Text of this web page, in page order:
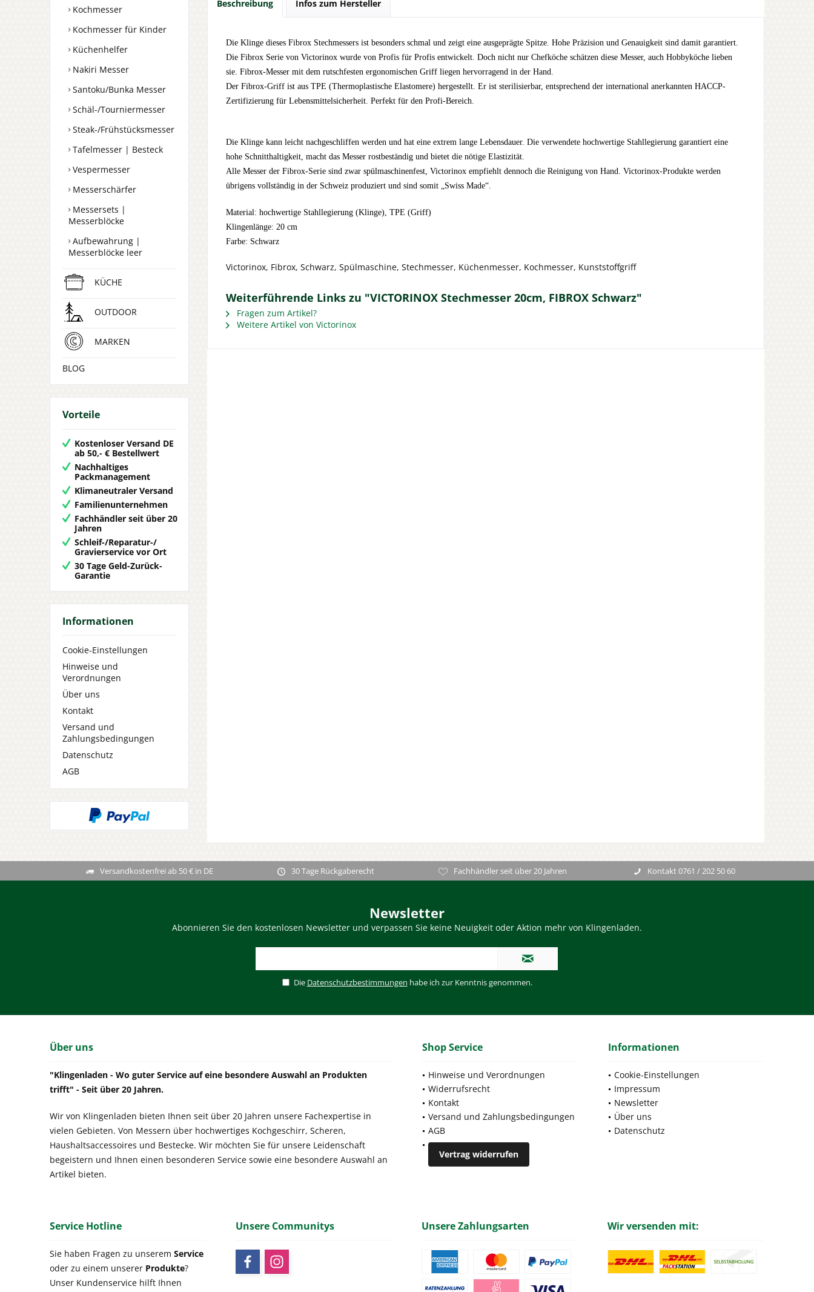
Kochmesser
Kochmesser für Kinder
Küchenhelfer
Nakiri Messer
Santoku/Bunka Messer
Schäl-/Tourniermesser
Steak-/Frühstücksmesser
Tafelmesser | Besteck
Vespermesser
Messerschärfer
Messersets |
Messerblöcke
Aufbewahrung |
Messerblöcke leer
KÜCHE
OUTDOOR
MARKEN
BLOG
Vorteile
Kostenloser Versand DE
ab 50,- € Bestellwert
Nachhaltiges
Packmanagement
Klimaneutraler Versand
Familienunternehmen
Fachhändler seit über 20
Jahren
Schleif-/Reparatur-/
Gravierservice vor Ort
30 Tage Geld-Zurück-
Garantie
Informationen
Cookie-Einstellungen
Hinweise und
Verordnungen
Über uns
Kontakt
Versand und
Zahlungsbedingungen
Datenschutz
AGB
Beschreibung Infos zum Hersteller
Die Klinge dieses Fibrox Stechmessers ist besonders schmal und zeigt eine ausgeprägte Spitze. Hohe Präzision und Genauigkeit sind damit garantiert.
Die Fibrox Serie von Victorinox wurde von Profis für Profis entwickelt. Doch nicht nur Chefköche schätzen diese Messer, auch Hobbyköche lieben
sie. Fibrox-Messer mit dem rutschfesten ergonomischen Griff liegen hervorragend in der Hand.
Der Fibrox-Griff ist aus TPE (Thermoplastische Elastomere) hergestellt. Er ist sterilisierbar, entsprechend der international anerkannten HACCP-
Zertifizierung für Lebensmittelsicherheit. Perfekt für den Profi-Bereich.
Die Klinge kann leicht nachgeschliffen werden und hat eine extrem lange Lebensdauer. Die verwendete hochwertige Stahllegierung garantiert eine
hohe Schnitthaltigkeit, macht das Messer rostbeständig und bietet die nötige Elastizität.
Alle Messer der Fibrox-Serie sind zwar spülmaschinenfest, Victorinox empfiehlt dennoch die Reinigung von Hand. Victorinox-Produkte werden
übrigens vollständig in der Schweiz produziert und sind somit „Swiss Made“.
Material: hochwertige Stahllegierung (Klinge), TPE (Griff)
Klingenlänge: 20 cm
Farbe: Schwarz
Victorinox, Fibrox, Schwarz, Spülmaschine, Stechmesser, Küchenmesser, Kochmesser, Kunststoffgriff
Weiterführende Links zu "VICTORINOX Stechmesser 20cm, FIBROX Schwarz"
Fragen zum Artikel?
Weitere Artikel von Victorinox
Versandkostenfrei ab 50 € in DE 30 Tage Rückgaberecht Fachhändler seit über 20 Jahren Kontakt 0761 / 202 50 60
Newsletter
Abonnieren Sie den kostenlosen Newsletter und verpassen Sie keine Neuigkeit oder Aktion mehr von Klingenladen.
Die Datenschutzbestimmungen habe ich zur Kenntnis genommen.
Über uns
"Klingenladen - Wo guter Service auf eine besondere Auswahl an Produkten
trifft" - Seit über 20 Jahren.
Wir von Klingenladen bieten Ihnen seit über 20 Jahren unsere Fachexpertise in
vielen Gebieten. Von Messern über hochwertiges Kochgeschirr, Scheren,
Haushaltsaccessoires und Bestecke. Wir möchten Sie für unsere Leidenschaft
begeistern und Ihnen einen besonderen Service sowie eine besondere Auswahl an
Artikel bieten.
Shop Service
Hinweise und Verordnungen
Widerrufsrecht
Kontakt
Versand und Zahlungsbedingungen
AGB
Vertrag widerrufen
Informationen
Cookie-Einstellungen
Impressum
Newsletter
Über uns
Datenschutz
Service Hotline
Sie haben Fragen zu unserem Service
oder zu einem unserer Produkte?
Unser Kundenservice hilft Ihnen
Unsere Communitys Unsere Zahlungsarten Wir versenden mit: